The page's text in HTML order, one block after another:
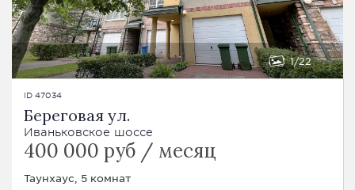
1 22
ID 47034
Береговая ул.
Иваньковское шоссе
400 000 руб / месяц
Таунхаус, 5 комнат